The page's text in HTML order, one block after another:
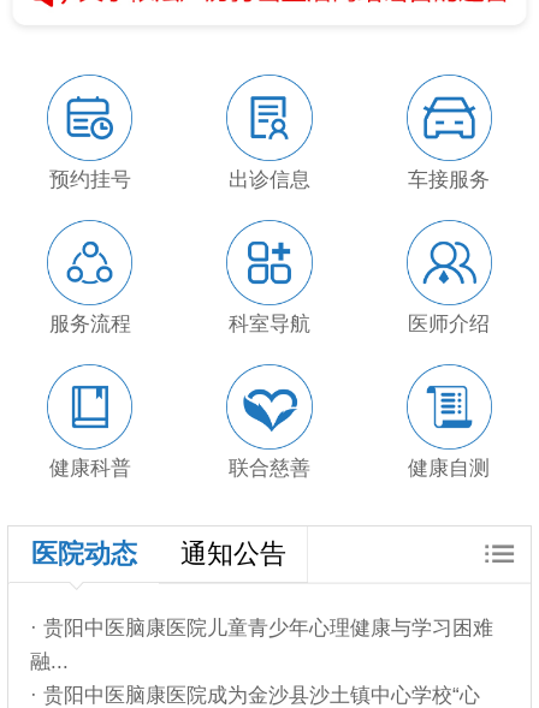
预约挂号 出诊信息 车接服务
服务流程 科室导航 医师介绍
健康科普 联合慈善 健康自测
医院动态 通知公告
· 贵阳中医脑康医院儿童青少年心理健康与学习困难
融...
· 贵阳中医脑康医院成为金沙县沙土镇中心学校“心